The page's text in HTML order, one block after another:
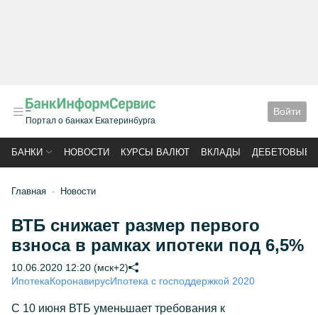
Портал о банках Екатеринбурга
Войти
БАНКИ НОВОСТИ КУРСЫ ВАЛЮТ ВКЛАДЫ ДЕБЕТОВЫЕ
Главная Новости
ВТБ снижает размер первого
взноса в рамках ипотеки под 6,5%
10.06.2020 12:20 (мск+2)
ИпотекаКоронавирусИпотека с господдержкой 2020
С 10 июня ВТБ уменьшает требования к